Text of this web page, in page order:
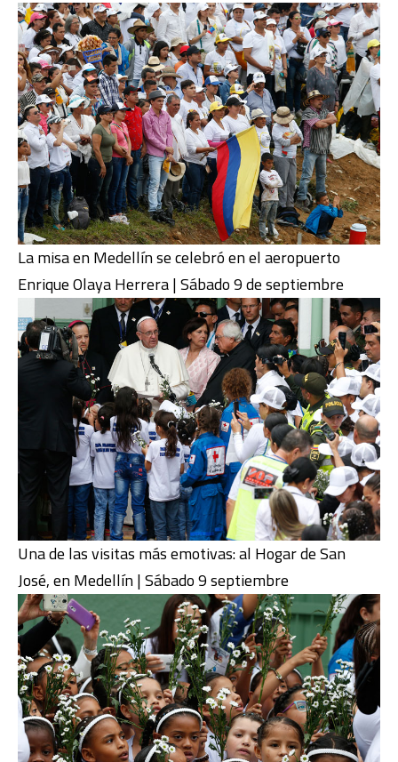
La misa en Medellín se celebró en el aeropuerto
Enrique Olaya Herrera | Sábado 9 de septiembre
Una de las visitas más emotivas: al Hogar de San
José, en Medellín | Sábado 9 septiembre